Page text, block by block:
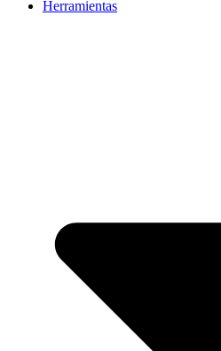
Herramientas